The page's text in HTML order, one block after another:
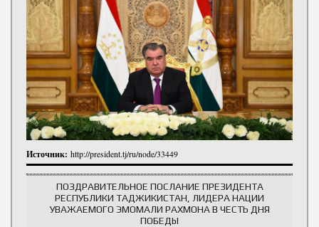
Источник: http://president.tj/ru/node/33449
ПОЗДРАВИТЕЛЬНОЕ ПОСЛАНИЕ ПРЕЗИДЕНТА
РЕСПУБЛИКИ ТАДЖИКИСТАН, ЛИДЕРА НАЦИИ
УВАЖАЕМОГО ЭМОМАЛИ РАХМОНА В ЧЕСТЬ ДНЯ
ПОБЕДЫ